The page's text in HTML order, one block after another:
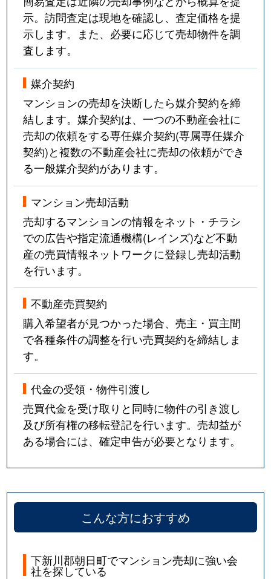
示。訪問査定は現地を確認し、査定価格を提
示します。また、必要に応じて売却物件を調
査します。
媒介契約
マンションの売却を決断したら媒介契約を締
結します。媒介契約は、一つの不動産会社に
売却の依頼をする専任媒介契約(専属専任媒介
契約)と複数の不動産会社に売却の依頼ができ
る一般媒介契約があります。
マンション売却活動
売却するマンションの情報をネット・チラシ
での広告や指定流通機構(レインズ)など不動
産の売買情報ネットワークに登録し売却活動
を行います。
不動産売買契約
購入希望者が見つかった場合、売主・買主間
で各種条件の調整を行い売買契約を締結しま
す。
代金の受領・物件引渡し
売買代金を受け取りと同時に物件の引き渡し
及び所有権の移転登記を行います。売却益が
ある場合には、確定申告が必要となります。
こんな方におすすめ
下新川郡朝日町でマンション売却に強い会
社を探している